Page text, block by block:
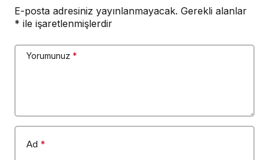
E-posta adresiniz yayınlanmayacak. Gerekli alanlar
* ile işaretlenmişlerdir
Yorumunuz *
Ad *